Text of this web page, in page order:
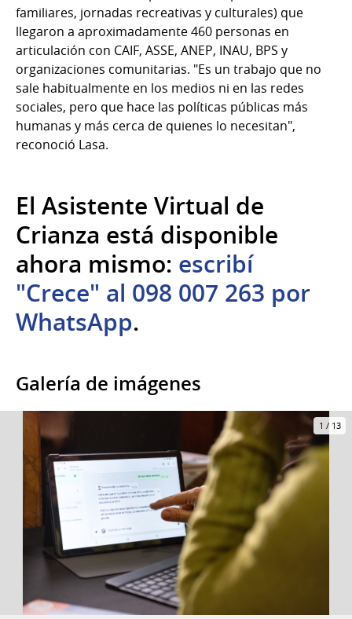
familiares, jornadas recreativas y culturales) que
llegaron a aproximadamente 460 personas en
articulación con CAIF, ASSE, ANEP, INAU, BPS y
organizaciones comunitarias. "Es un trabajo que no
sale habitualmente en los medios ni en las redes
sociales, pero que hace las políticas públicas más
humanas y más cerca de quienes lo necesitan",
reconoció Lasa.
El Asistente Virtual de
Crianza está disponible
ahora mismo: escribí
"Crece" al 098 007 263 por
WhatsApp.
Galería de imágenes
1 / 13